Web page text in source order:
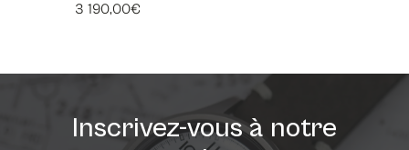
3 190,00€
Inscrivez-vous à notre